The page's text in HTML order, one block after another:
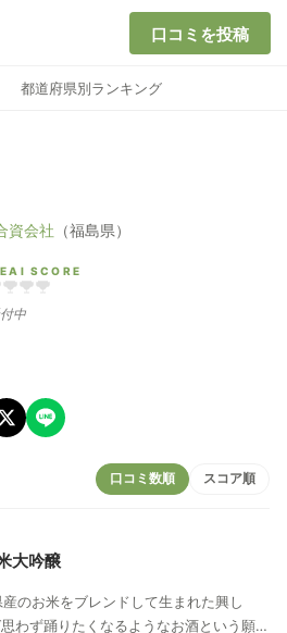
口コミを投稿
都道府県別ランキング
資会社 （福島県）
SCORE
中
口コミ数順 スコア順
大吟醸
のお米をブレンドして生まれた興し
わず踊りたくなるようなお酒という願い